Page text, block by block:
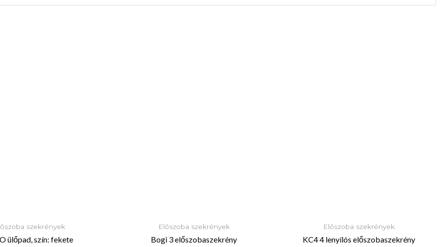
szekrények
ülőpad, szín: fekete
Előszoba szekrények
Bogi 3 előszobaszekrény
Előszoba szekrények
KC4 4 lenyílós előszobaszekrény